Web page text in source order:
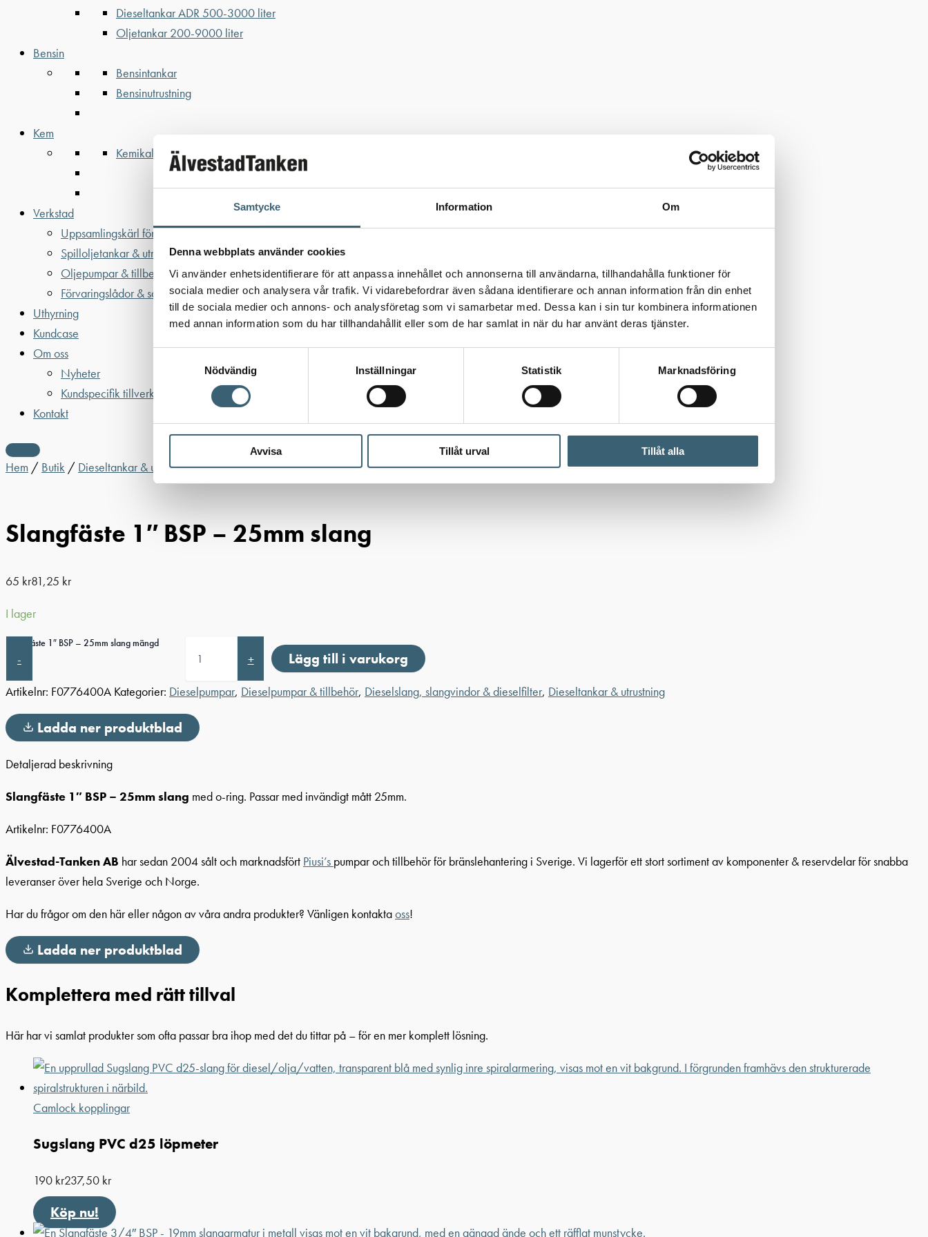
Samtycke Information Om
Denna webbplats använder cookies
Vi använder enhetsidentifierare för att anpassa innehållet och annonserna till användarna, tillhandahålla funktioner för
sociala medier och analysera vår trafik. Vi vidarebefordrar även sådana identifierare och annan information från din enhet
till de sociala medier och annons- och analysföretag som vi samarbetar med. Dessa kan i sin tur kombinera informationen
med annan information som du har tillhandahållit eller som de har samlat in när du har använt deras tjänster.
Nödvändig
Inställningar Statistik Marknadsföring
Avvisa Tillåt urval Tillåt alla
Dieseltankar ADR 500-3000 liter
Oljetankar 200-9000 liter
Bensin
Bensintankar
Bensinutrustning
Kem
Kemikalietankar
Verkstad
Uppsamlingskärl för fat & IBC
Spilloljetankar & utrustning
Oljepumpar & tillbehör
Förvaringslådor & sandlådor
Uthyrning
Kundcase
Om oss
Nyheter
Kundspecifik tillverkning
Kontakt
Hem / Butik / Dieseltankar & utrustning/Dieselpumpar & tillbehör/Dieselpumpar/ Slangfäste 1″ BSP – 25mm slang
Slangfäste 1″ BSP – 25mm slang
65 kr81,25 kr
I lager
-
Slangfäste 1″ BSP – 25mm slang mängd
+ Lägg till i varukorg
Artikelnr: F0776400A Kategorier: Dieselpumpar, Dieselpumpar & tillbehör, Dieselslang, slangvindor & dieselfilter, Dieseltankar & utrustning
Ladda ner produktblad
Detaljerad beskrivning
Slangfäste 1″ BSP – 25mm slang med o-ring. Passar med invändigt mått 25mm.
Artikelnr: F0776400A
Älvestad-Tanken AB har sedan 2004 sålt och marknadsfört Piusi’s pumpar och tillbehör för bränslehantering i Sverige. Vi lagerför ett stort sortiment av komponenter & reservdelar för snabba
leveranser över hela Sverige och Norge.
Har du frågor om den här eller någon av våra andra produkter? Vänligen kontaktaoss!
Ladda ner produktblad
Komplettera med rätt tillval
Här har vi samlat produkter som ofta passar bra ihop med det du tittar på – för en mer komplett lösning.
Camlock kopplingar
Sugslang PVC d25 löpmeter
190 kr237,50 kr
Köp nu!